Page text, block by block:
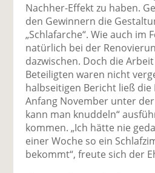
Nachher-Effekt zu haben.
den Gewinnern die
„Schlafarche“. Wie auch im
natürlich bei der
dazwischen. Doch die
Beteiligten waren nicht
halbseitigen Bericht ließ die
Anfang November unter
kann man knuddeln“
kommen. „Ich hätte nie
einer Woche so ein
bekommt“, freute sich der